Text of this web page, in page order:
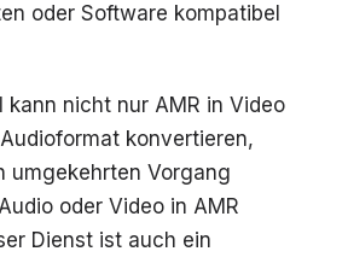
oder Software kompatibel
kann nicht nur AMR in Video
konvertieren,
umgekehrten Vorgang
oder Video in AMR
Dienst ist auch ein